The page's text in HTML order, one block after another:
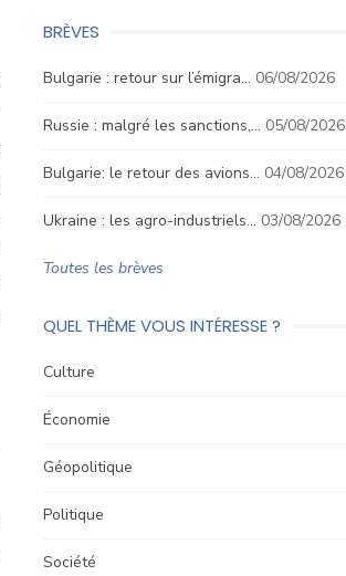
BRÈVES
Bulgarie : retour sur l’émigra… 06/08/2026
Russie : malgré les sanctions,… 05/08/2026
Bulgarie: le retour des avions… 04/08/2026
Ukraine : les agro-industriels… 03/08/2026
Toutes les brèves
QUEL THÈME VOUS INTÉRESSE ?
Culture
Économie
Géopolitique
Politique
Société